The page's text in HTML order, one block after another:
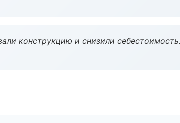
конструкцию и снизили себестоимость.